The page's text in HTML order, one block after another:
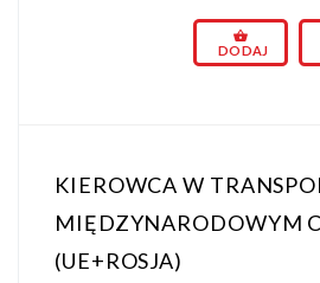
DODAJ
KIEROWCA W
MIĘDZYNARODOWYM
(UE+ROSJA)